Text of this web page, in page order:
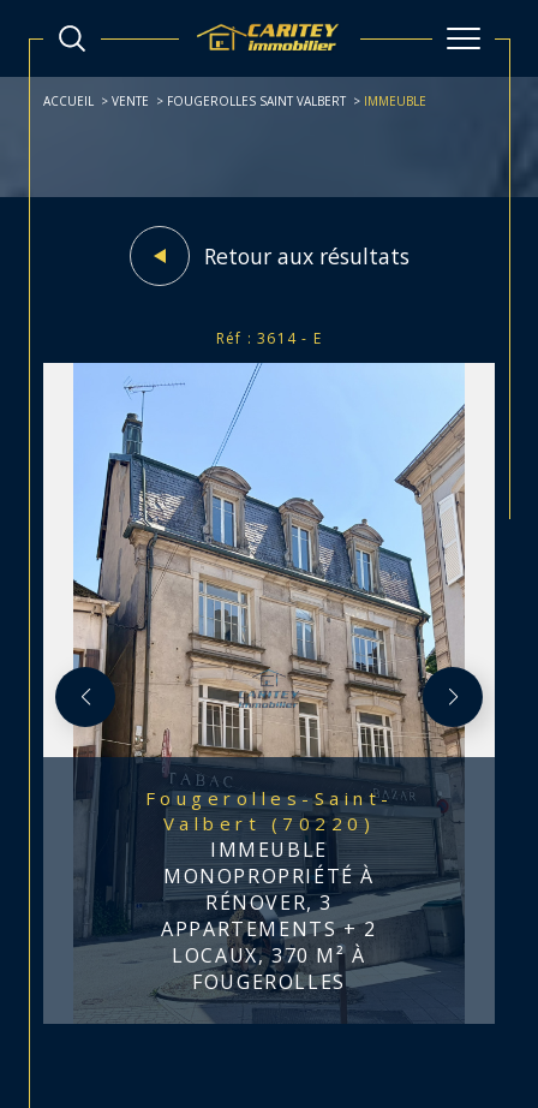
ACCUEIL VENTE FOUGEROLLES SAINT VALBERT IMMEUBLE
Retour aux résultats
Réf : 3614 - E
Fougerolles-Saint-
Valbert (70220)
IMMEUBLE
MONOPROPRIÉTÉ À
RÉNOVER, 3
APPARTEMENTS + 2
LOCAUX, 370 M² À
FOUGEROLLES